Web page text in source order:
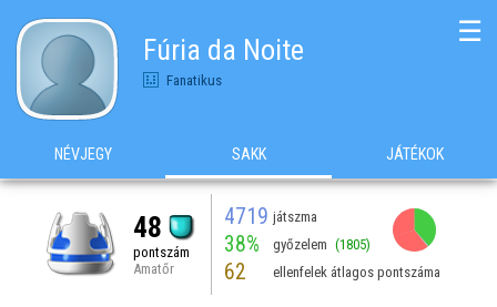
Fúria da Noite
Fanatikus
☰
NÉVJEGY SAKK JÁTÉKOK
48
pontszám
Amatőr
4719 játszma
38% győzelem (1805)
62 ellenfelek átlagos pontszáma